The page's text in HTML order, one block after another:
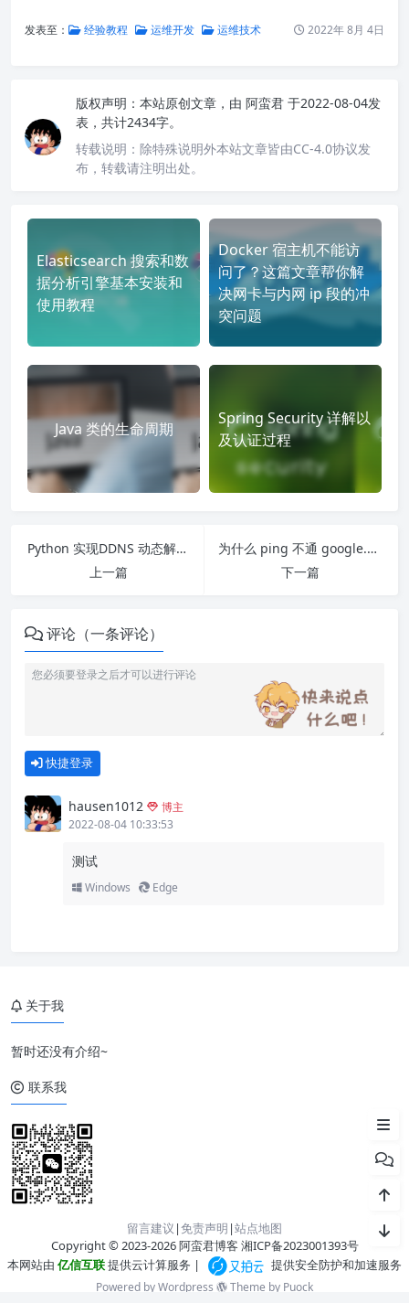
发表至： 经验教程 运维开发 运维技术 2022年 8月 4日
版权声明： 本站原创文章，由 阿蛮君 于2022-08-04发
表，共计2434字。
转载说明： 除特殊说明外本站文章皆由CC-4.0协议发
布，转载请注明出处。
Elasticsearch 搜索和数
据分析引擎基本安装和
使用教程
Docker 宿主机不能访
问了？这篇文章帮你解
决网卡与内网 ip 段的冲
突问题
Java 类的生命周期
Spring Security 详解以
及认证过程
Python 实现DDNS 动态解析到阿里
上一篇
为什么 ping 不通 google.com
下一篇
评论（一条评论）
快捷登录
hausen1012
博主
2022-08-04 10:33:53
测试
Windows Edge
关于我
暂时还没有介绍~
联系我
留言建议 |免责声明 |站点地图
Copyright © 2023-2026 阿蛮君博客 湘ICP备2023001393号
本网站由 亿信互联提供云计算服务 | 提供安全防护和加速服务
Powered by Wordpress Theme by Puock